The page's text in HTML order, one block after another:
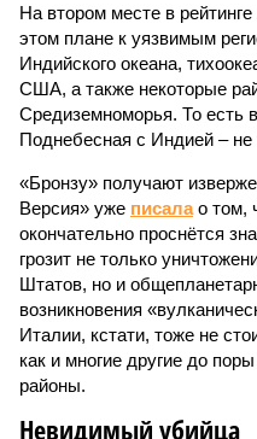
На втором месте в
этом плане к уязвимым
Индийского океана,
США, а также некоторые
Средиземноморья. То есть
Поднебесная с Индией – не
«Бронзу» получают
Версия» уже писалао том,
окончательно проснётся
грозит не только
Штатов, но и
возникновения
Италии, кстати, тоже не
как и многие другие до
районы.
Невидимый убийца